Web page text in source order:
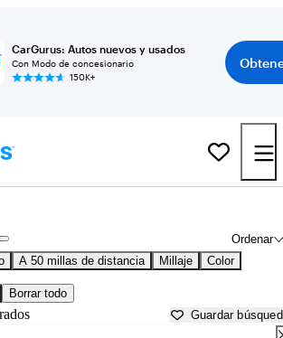
CarGurus: Autos nuevos y usados
Con Modo de concesionario
150K+
Ordenar
A 50 millas de distancia Millaje Color
Borrar todo
Guardar